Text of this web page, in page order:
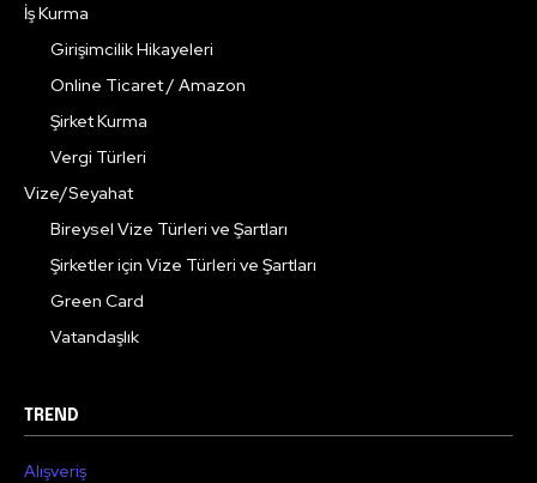
İş Kurma
Girişimcilik Hikayeleri
Online Ticaret / Amazon
Şirket Kurma
Vergi Türleri
Vize/Seyahat
Bireysel Vize Türleri ve Şartları
Şirketler için Vize Türleri ve Şartları
Green Card
Vatandaşlık
TREND
Alışveriş